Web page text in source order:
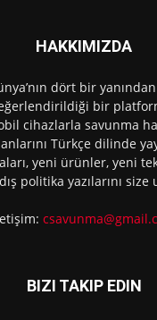
HAKKIMIZDA
dört bir
bir
cihazlarla savunma
Türkçe dilinde
yeni ürünler, yeni
politika yazılarını size
BIZI TAKIP EDIN